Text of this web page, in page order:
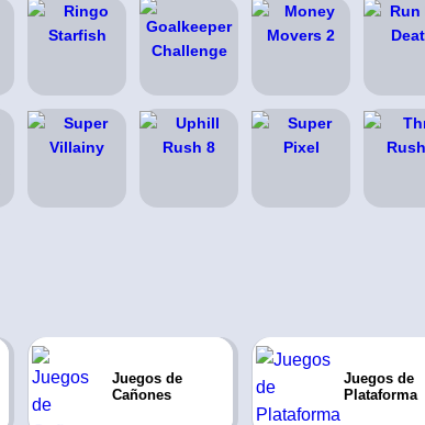
Juegos de
Cañones
Juegos de
Plataforma